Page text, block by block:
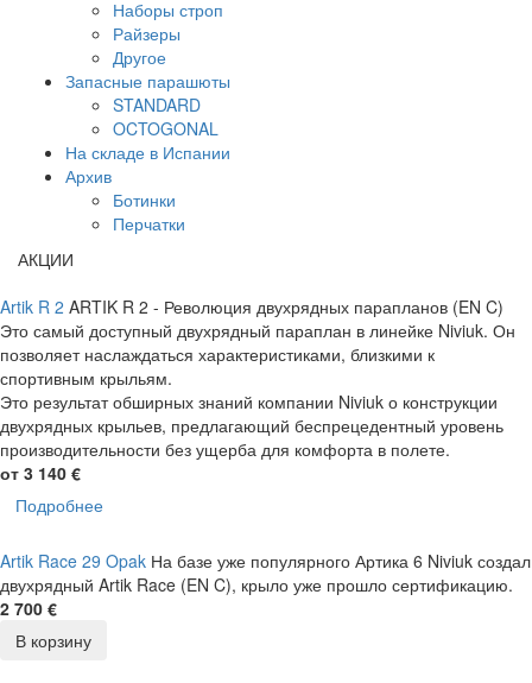
Наборы строп
Райзеры
Другое
Запасные парашюты
STANDARD
OCTOGONAL
На складе в Испании
Архив
Ботинки
Перчатки
АКЦИИ
Artik R 2 ARTIK R 2 - Революция двухрядных парапланов (EN C)
Это самый доступный двухрядный параплан в линейке Niviuk. Он
позволяет наслаждаться характеристиками, близкими к
спортивным крыльям.
Это результат обширных знаний компании Niviuk о конструкции
двухрядных крыльев, предлагающий беспрецедентный уровень
производительности без ущерба для комфорта в полете.
от 3 140 €
Подробнее
Artik Race 29 Opak На базе уже популярного Артика 6 Niviuk создал
двухрядный Artik Race (EN C), крыло уже прошло сертификацию.
2 700 €
В корзину